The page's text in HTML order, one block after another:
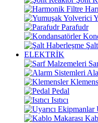
Parafudr
ELEKTRİK
Pedal
Isıtıcı